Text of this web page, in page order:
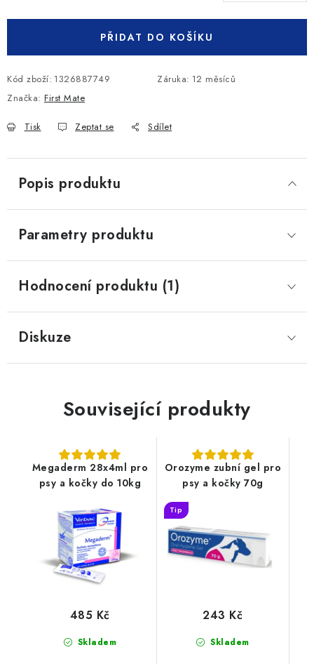
PŘIDAT DO KOŠÍKU
Kód zboží: 1326887749 Záruka: 12 měsíců
Značka: First Mate
Tisk Zeptat se Sdílet
Popis produktu
Parametry produktu
Hodnocení produktu (1)
Diskuze
Související produkty
Megaderm 28x4ml pro
psy a kočky do 10kg
Skladem
485 Kč
Orozyme zubní gel pro
psy a kočky 70g
Tip
Skladem
243 Kč